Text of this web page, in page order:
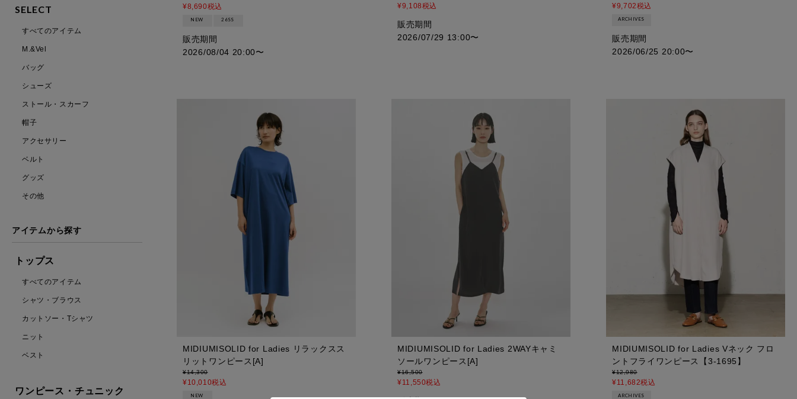
SELECT
すべてのアイテム
M.&Vel
バッグ
シューズ
ストール・スカーフ
帽子
アクセサリー
ベルト
グッズ
その他
アイテムから探す
トップス
すべてのアイテム
シャツ・ブラウス
カットソー・Tシャツ
ニット
ベスト
ワンピース・チュニック
¥8,690税込
NEW 26SS
販売期間
2026/08/04 20:00〜
¥9,108税込
販売期間
2026/07/29 13:00〜
¥9,702税込
ARCHIVES
販売期間
2026/06/25 20:00〜
MIDIUMISOLID for Ladies リラックスス
リットワンピース[A]
¥14,300
¥10,010税込
NEW
MIDIUMISOLID for Ladies 2WAYキャミ
ソールワンピース[A]
¥16,500
¥11,550税込
MIDIUMISOLID for Ladies Vネック フロ
ントフライワンピース【3-1695】
¥12,980
¥11,682税込
ARCHIVES